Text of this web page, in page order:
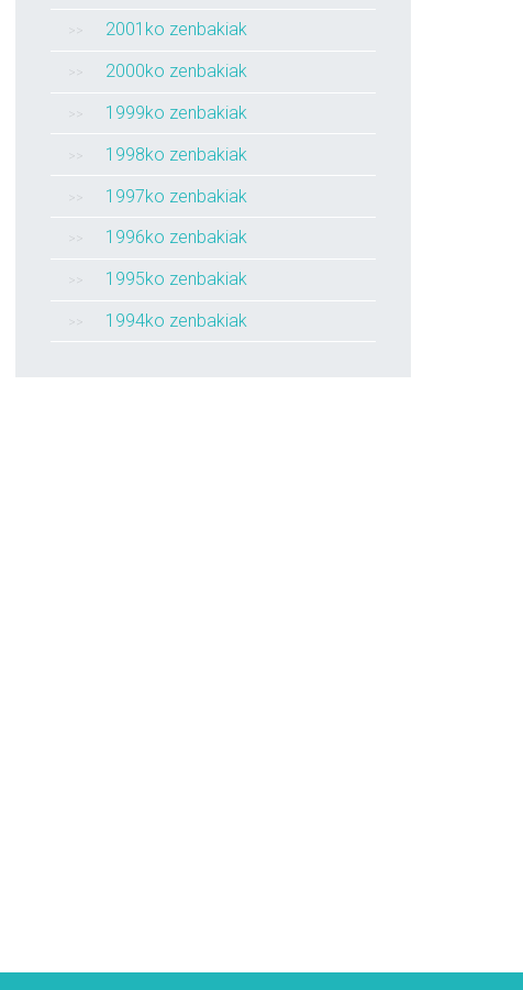
2001ko zenbakiak
2000ko zenbakiak
1999ko zenbakiak
1998ko zenbakiak
1997ko zenbakiak
1996ko zenbakiak
1995ko zenbakiak
1994ko zenbakiak